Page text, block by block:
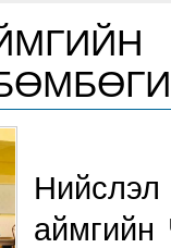
аймгийн